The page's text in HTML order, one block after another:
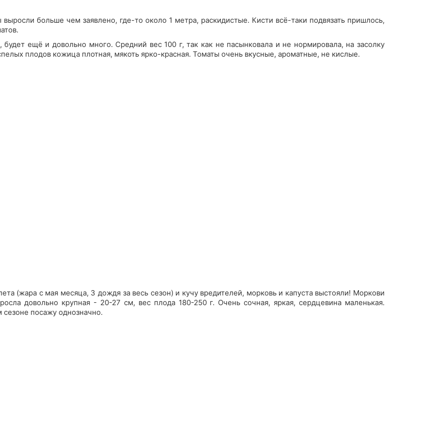
больше чем заявлено, где-то около 1 метра, раскидистые. Кисти всё-таки подвязать пришлось,
ещё и довольно много. Средний вес 100 г, так как не пасынковала и не нормировала, на засолку
плодов кожица плотная, мякоть ярко-красная. Томаты очень вкусные, ароматные, не кислые.
(жара с мая месяца, 3 дождя за весь сезон) и кучу вредителей, морковь и капуста выстояли! Моркови
довольно крупная - 20-27 см, вес плода 180-250 г. Очень сочная, яркая, сердцевина маленькая.
посажу однозначно.